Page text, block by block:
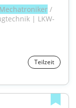
Mechatroniker /
| LKW-
Teilzeit